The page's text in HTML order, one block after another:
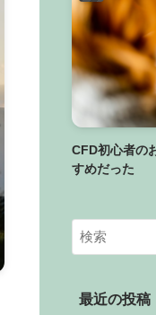
CFD初心者の
すめだった
最近の投稿